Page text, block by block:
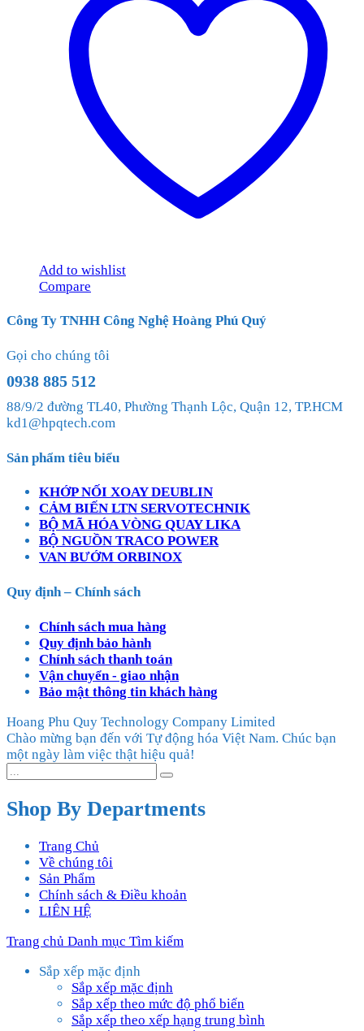
Add to wishlist
Compare
Công Ty TNHH Công Nghệ Hoàng Phú Quý
Gọi cho chúng tôi
0938 885 512
88/9/2 đường TL40, Phường Thạnh Lộc, Quận 12, TP.HCM
kd1@hpqtech.com
Sản phẩm tiêu biểu
KHỚP NỐI XOAY DEUBLIN
CẢM BIẾN LTN SERVOTECHNIK
BỘ MÃ HÓA VÒNG QUAY LIKA
BỘ NGUỒN TRACO POWER
VAN BƯỚM ORBINOX
Quy định – Chính sách
Chính sách mua hàng
Quy định bảo hành
Chính sách thanh toán
Vận chuyển - giao nhận
Bảo mật thông tin khách hàng
Hoang Phu Quy Technology Company Limited
Chào mừng bạn đến với Tự động hóa Việt Nam. Chúc bạn
một ngày làm việc thật hiệu quả!
Shop By Departments
Trang Chủ
Về chúng tôi
Sản Phẩm
Chính sách & Điều khoản
LIÊN HỆ
Trang chủ Danh mục Tìm kiếm
Sắp xếp mặc định
Sắp xếp mặc định
Sắp xếp theo mức độ phổ biến
Sắp xếp theo xếp hạng trung bình